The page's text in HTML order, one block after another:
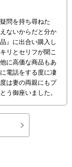
問を持ち尋ねた
ないからだと分か
』に出合い購入し
リとセリフが聞こ
に高価な商品もあ
電話をする度に凄
は妻の両親にもプ
う御座いました。